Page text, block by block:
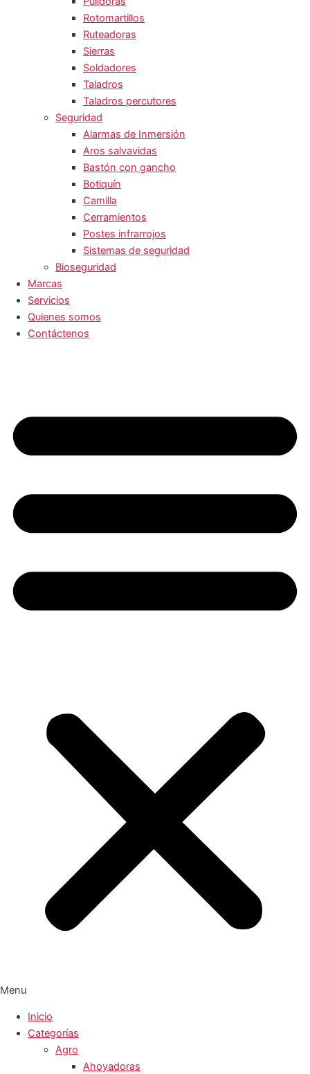
Rotomartillos
Ruteadoras
Sierras
Soldadores
Taladros
Taladros percutores
Seguridad
Alarmas de Inmersión
Aros salvavidas
Bastón con gancho
Botiquín
Camilla
Cerramientos
Postes infrarrojos
Sistemas de seguridad
Bioseguridad
Marcas
Servicios
Quienes somos
Contáctenos
Menu
Inicio
Categorías
Agro
Ahoyadoras